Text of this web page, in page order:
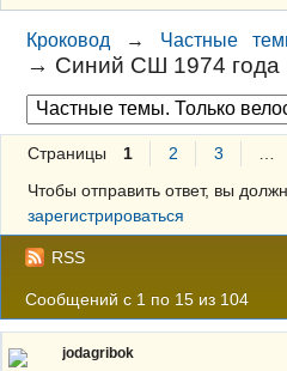
Архив
ГАЛЕРЕЯ
Правила
Поиск
Регистрация
Вход
Кроковод → Частные
→ Синий СШ 1974 года
Страницы 1 2 3
Чтобы отправить ответ, вы
зарегистрироваться
RSS
Сообщений с 1 по 15 из 104
jodagribok